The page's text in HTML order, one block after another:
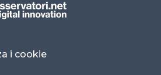
Dichiarazione di
accessibilità
i cookie